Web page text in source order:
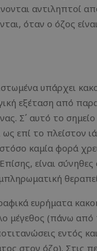
αντιληπτοί
όταν ο όζος
υπάρχει
εξέταση από
Σ΄ αυτό το
ως επί το πλείστον
καμία φορά
είναι σύνηθες
ευρήματα
μέγεθος (πάνω από
εντός
στον όζο). Στις